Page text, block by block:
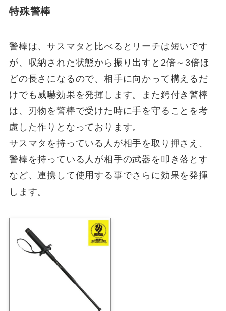
特殊警棒
警棒は、サスマタと比べるとリーチは短いです
が、収納された状態から振り出すと2倍～3倍ほ
どの長さになるので、相手に向かって構えるだ
けでも威嚇効果を発揮します。また鍔付き警棒
は、刃物を警棒で受けた時に手を守ることを考
慮した作りとなっております。
サスマタを持っている人が相手を取り押さえ、
警棒を持っている人が相手の武器を叩き落とす
など、連携して使用する事でさらに効果を発揮
します。